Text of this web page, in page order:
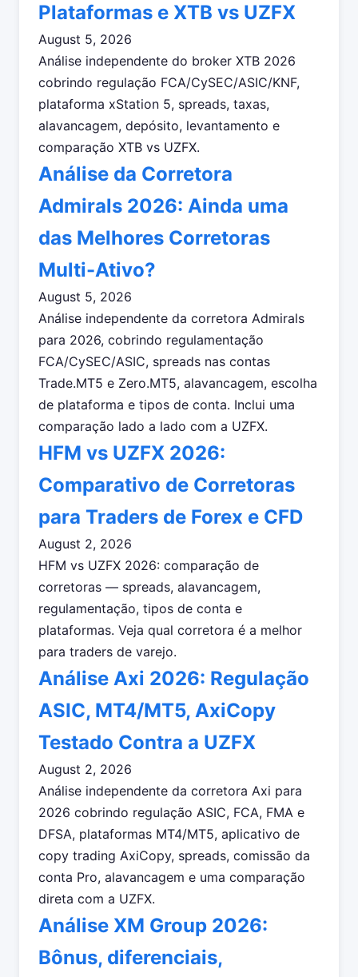
Plataformas e XTB vs UZFX
August 5, 2026
Análise independente do broker XTB 2026
cobrindo regulação FCA/CySEC/ASIC/KNF,
plataforma xStation 5, spreads, taxas,
alavancagem, depósito, levantamento e
comparação XTB vs UZFX.
Análise da Corretora
Admirals 2026: Ainda uma
das Melhores Corretoras
Multi-Ativo?
August 5, 2026
Análise independente da corretora Admirals
para 2026, cobrindo regulamentação
FCA/CySEC/ASIC, spreads nas contas
Trade.MT5 e Zero.MT5, alavancagem, escolha
de plataforma e tipos de conta. Inclui uma
comparação lado a lado com a UZFX.
HFM vs UZFX 2026:
Comparativo de Corretoras
para Traders de Forex e CFD
August 2, 2026
HFM vs UZFX 2026: comparação de
corretoras — spreads, alavancagem,
regulamentação, tipos de conta e
plataformas. Veja qual corretora é a melhor
para traders de varejo.
Análise Axi 2026: Regulação
ASIC, MT4/MT5, AxiCopy
Testado Contra a UZFX
August 2, 2026
Análise independente da corretora Axi para
2026 cobrindo regulação ASIC, FCA, FMA e
DFSA, plataformas MT4/MT5, aplicativo de
copy trading AxiCopy, spreads, comissão da
conta Pro, alavancagem e uma comparação
direta com a UZFX.
Análise XM Group 2026:
Bônus, diferenciais,